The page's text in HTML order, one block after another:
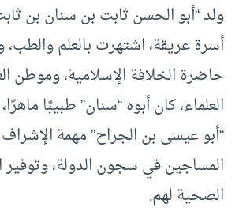
ولد “أبو الحسن ثابت بن سنان بن
أسرة عريقة، اشتهرت بالعلم
حاضرة الخلافة الإسلامية، وموطن
العلماء، كان أبوه “سنان” طبيبًا
“أبو عيسى بن الجراح” مهمة
المساجين في سجون الدولة، وتوفير
الصحية لهم.